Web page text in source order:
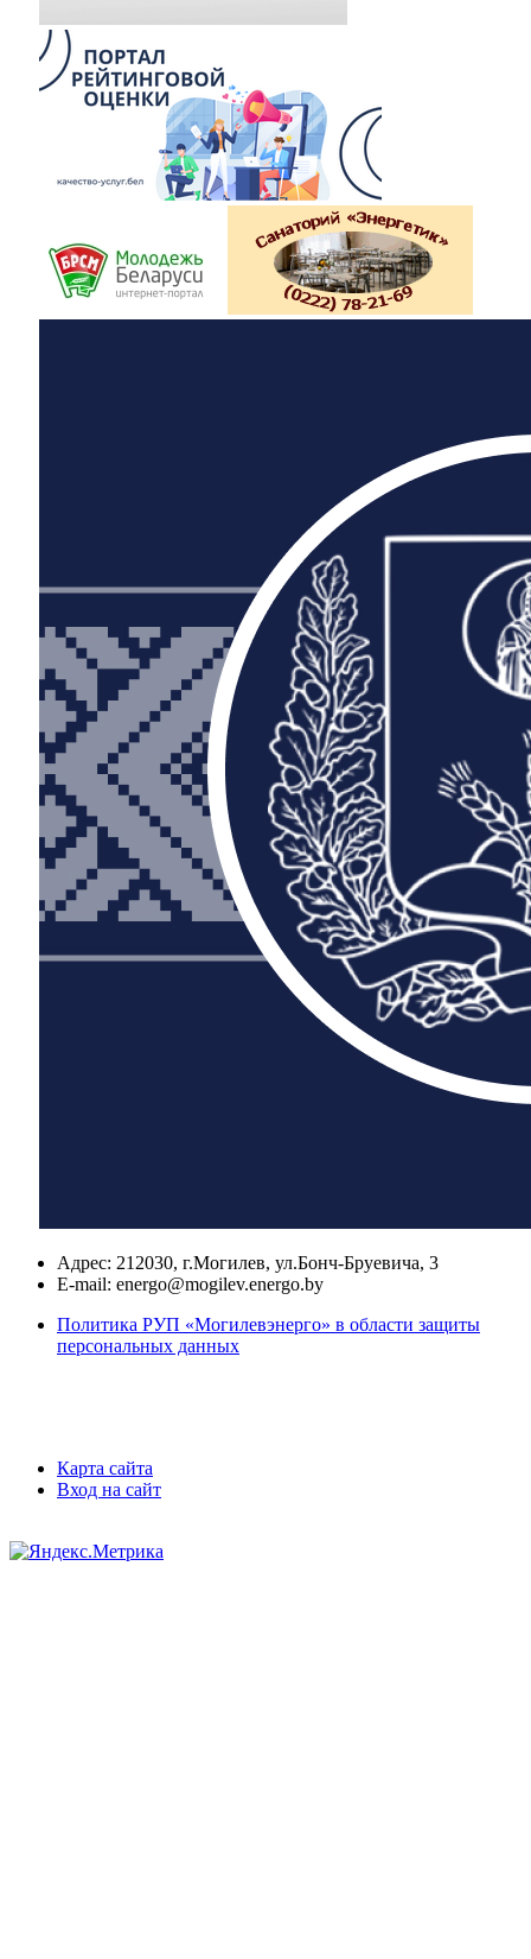
Адрес: 212030, г.Могилев, ул.Бонч-Бруевича, 3
E-mail: energo@mogilev.energo.by
Политика РУП «Могилевэнерго» в области защиты
персональных данных
Карта сайта
Вход на сайт